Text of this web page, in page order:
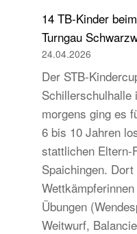
14 TB-Kinder
Turngau
24.04.2026
Der STB-
Schillerschulhalle
morgens ging es
6 bis 10 Jahren
stattlichen Eltern-
Spaichingen.
Übungen
Weitwurf,